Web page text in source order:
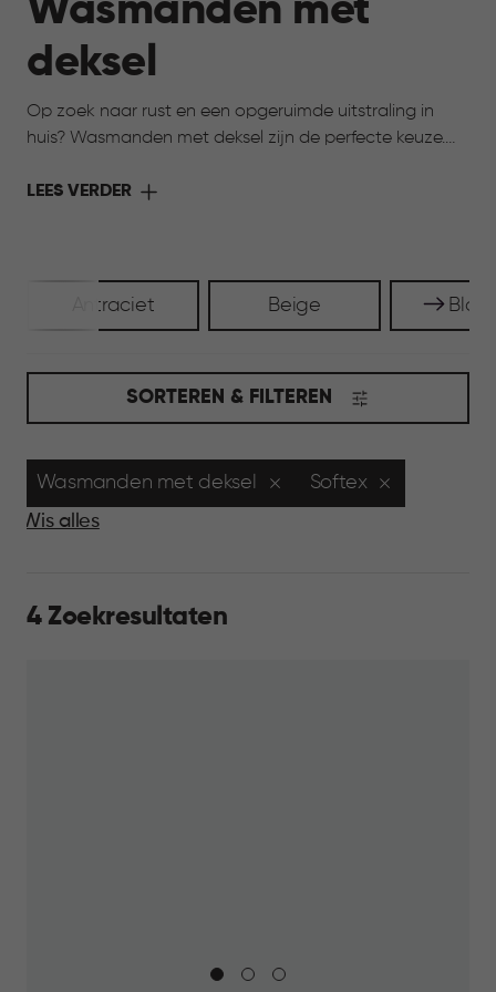
Wasmanden met
deksel
Op zoek naar rust en een opgeruimde uitstraling in
huis? Wasmanden met deksel zijn de perfecte keuze.
voor een verzorgde uitstraling in huis. Tegelijk blijven ze
LEES VERDER
Antraciet Beige
SORTEREN & FILTEREN
Wasmanden met deksel
Softex
Wis alles
4 Zoekresultaten